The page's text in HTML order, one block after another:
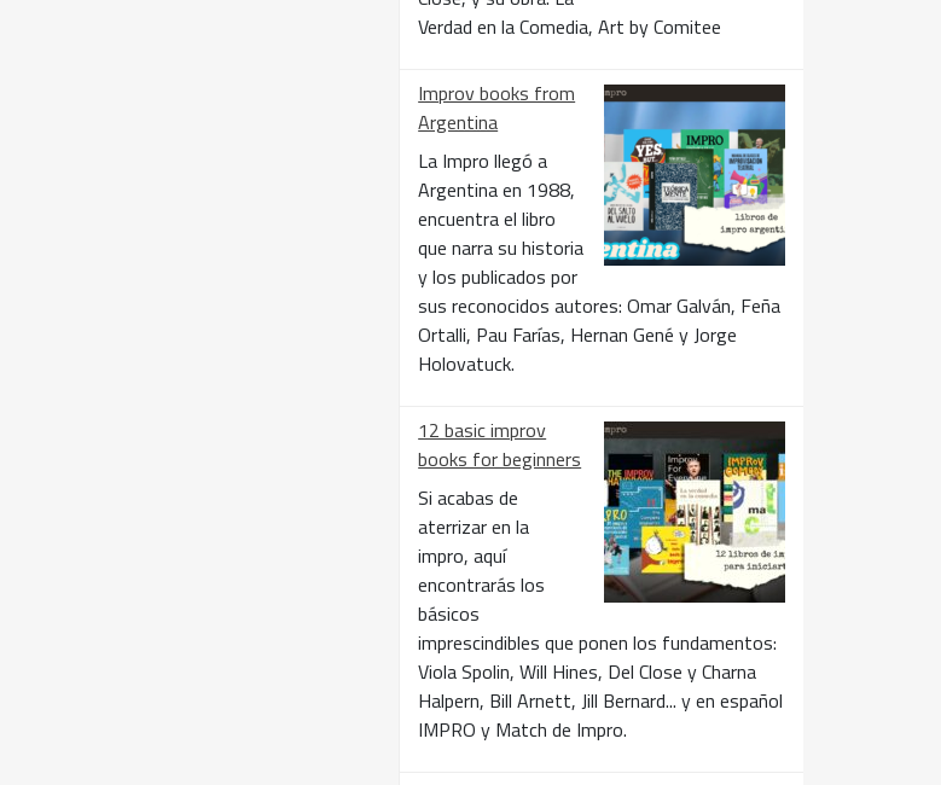
Verdad en la Comedia, Art by Comitee
Improv books from
Argentina
La Impro llegó a
Argentina en 1988,
encuentra el libro
que narra su historia
y los publicados por
sus reconocidos autores: Omar Galván, Feña
Ortalli, Pau Farías, Hernan Gené y Jorge
Holovatuck.
12 basic improv
books for beginners
Si acabas de
aterrizar en la
impro, aquí
encontrarás los
básicos
imprescindibles que ponen los fundamentos:
Viola Spolin, Will Hines, Del Close y Charna
Halpern, Bill Arnett, Jill Bernard... y en español
IMPRO y Match de Impro.